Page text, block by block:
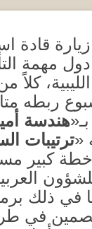
زيارة قادة
دول مهمة
الليبية،
ربطه
«هندسة
«ترتيبات
خطة كبير
في ذلك
في